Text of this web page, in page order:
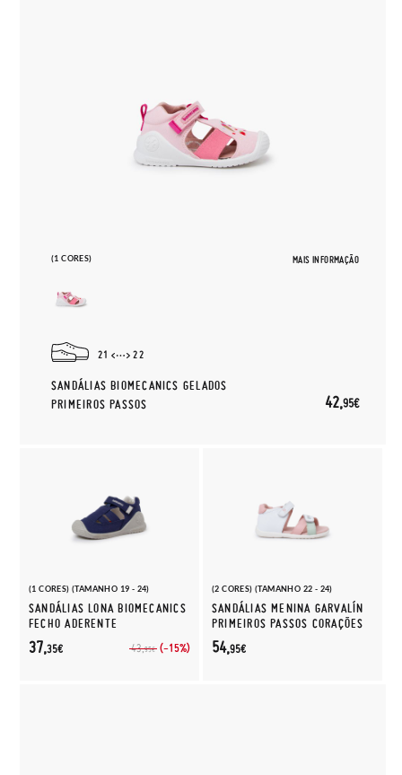
(1 CORES) MAIS INFORMAÇÃO
21 22
SANDÁLIAS BIOMECANICS GELADOS
PRIMEIROS PASSOS
42,95€
(1 CORES) (TAMANHO 19 - 24)
SANDÁLIAS LONA BIOMECANICS
FECHO ADERENTE
43,95€ (-15%)
37,35€
(2 CORES) (TAMANHO 22 - 24)
SANDÁLIAS MENINA GARVALÍN
PRIMEIROS PASSOS CORAÇÕES
54,95€